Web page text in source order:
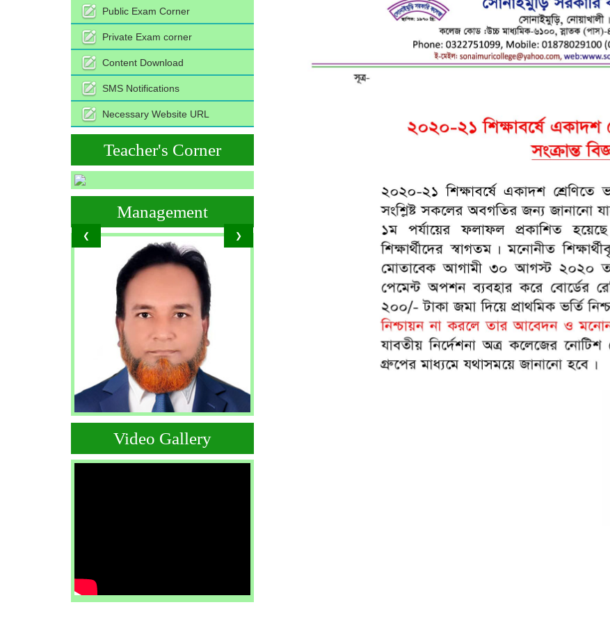
Public Exam Corner
Private Exam corner
Content Download
SMS Notifications
Necessary Website URL
Teacher's Corner
❮ ❯
Management
Video Gallery